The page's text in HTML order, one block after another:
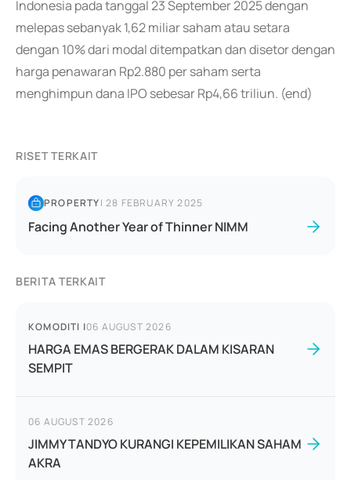
Indonesia pada tanggal 23 September 2025 dengan
melepas sebanyak 1,62 miliar saham atau setara
dengan 10% dari modal ditempatkan dan disetor dengan
harga penawaran Rp2.880 per saham serta
menghimpun dana IPO sebesar Rp4,66 triliun. (end)
RISET TERKAIT
PROPERTY|28 FEBRUARY 2025
Facing Another Year of Thinner NIMM
BERITA TERKAIT
KOMODITI |06 AUGUST 2026
HARGA EMAS BERGERAK DALAM KISARAN
SEMPIT
06 AUGUST 2026
JIMMY TANDYO KURANGI KEPEMILIKAN SAHAM
AKRA